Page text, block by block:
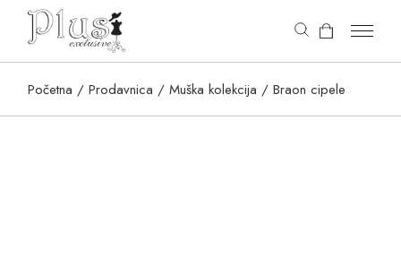
content
Početna Prodavnica Muška kolekcija Braon cipele